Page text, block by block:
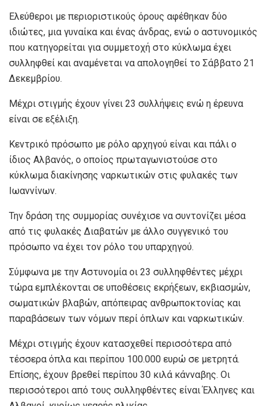
Ελεύθεροι με περιοριστικούς όρους αφέθηκαν δύο
ιδιώτες, μια γυναίκα και ένας άνδρας, ενώ ο αστυνομικός
που κατηγορείται για συμμετοχή στο κύκλωμα έχει
συλληφθεί και αναμένεται να απολογηθεί το Σάββατο 21
Δεκεμβρίου.
Μέχρι στιγμής έχουν γίνει 23 συλλήψεις ενώ η έρευνα
είναι σε εξέλιξη.
Κεντρικό πρόσωπο με ρόλο αρχηγού είναι και πάλι ο
ίδιος Αλβανός, ο οποίος πρωταγωνιστούσε στο
κύκλωμα διακίνησης ναρκωτικών στις φυλακές των
Ιωαννίνων.
Την δράση της συμμορίας συνέχισε να συντονίζει μέσα
από τις φυλακές Διαβατών με άλλο συγγενικό του
πρόσωπο να έχει τον ρόλο του υπαρχηγού.
Σύμφωνα με την Αστυνομία οι 23 συλληφθέντες μέχρι
τώρα εμπλέκονται σε υποθέσεις εκρήξεων, εκβιασμών,
σωματικών βλαβών, απόπειρας ανθρωποκτονίας και
παραβάσεων των νόμων περί όπλων και ναρκωτικών.
Μέχρι στιγμής έχουν κατασχεθεί περισσότερα από
τέσσερα όπλα και περίπου 100.000 ευρώ σε μετρητά.
Επίσης, έχουν βρεθεί περίπου 30 κιλά κάνναβης. Οι
περισσότεροι από τους συλληφθέντες είναι Έλληνες και